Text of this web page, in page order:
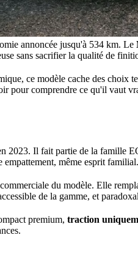
annoncée jusqu'à 534 km. Le
sans sacrifier la qualité de
ce modèle cache des
pour comprendre ce qu'il vaut
2023. Il fait partie de la famille
même esprit familial.
du modèle. Elle
de la gamme, et
premium, traction